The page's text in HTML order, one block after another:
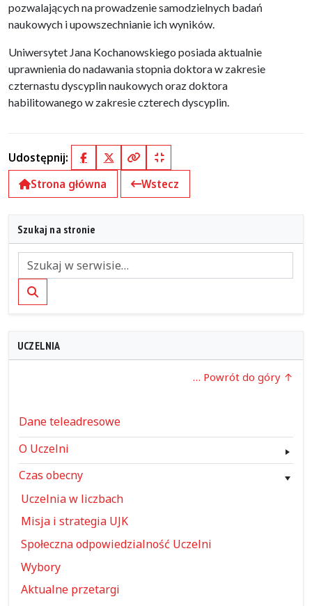
pozwalających na prowadzenie samodzielnych badań
naukowych i upowszechnianie ich wyników.
Uniwersytet Jana Kochanowskiego posiada aktualnie
uprawnienia do nadawania stopnia doktora w zakresie
czternastu dyscyplin naukowych oraz doktora
habilitowanego w zakresie czterech dyscyplin.
Udostępnij: FacebookX (Twitter)
Kopiuj pełny link
Kopiuj krótki link
Strona główna
Wstecz
Szukaj na stronie
Szukaj
UCZELNIA
… Powrót do góry
Dane teleadresowe
O Uczelni
Czas obecny
Uczelnia w liczbach
Misja i strategia UJK
Społeczna odpowiedzialność Uczelni
Wybory
Aktualne przetargi